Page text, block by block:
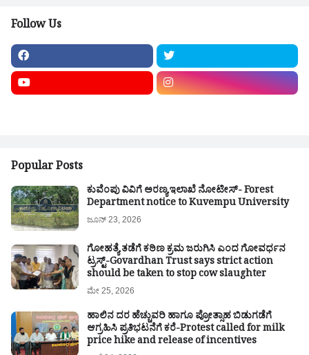
Follow Us
Popular Posts
ಕುವೆಂಪು ವಿವಿಗೆ ಅರಣ್ಯ ಇಲಾಖೆ ನೋಟೀಸ್- Forest
Department notice to Kuvempu University
ಜೂನ್ 23, 2026
ಗೋಹತ್ಯೆ ತಡೆಗೆ ಕಠಿಣ ಕ್ರಮ ಜರುಗಿಸಿ ಎಂದ ಗೋವರ್ಧನ
ಟ್ರಸ್ಟ್-Govardhan Trust says strict action
should be taken to stop cow slaughter
ಮೇ 25, 2026
ಹಾಲಿನ ದರ ಹೆಚ್ಚುವರಿ ಹಾಗೂ ಪ್ರೋತ್ಸಾಹ ಬಿಡುಗಡೆಗೆ
ಆಗ್ರಹಿಸಿ ಪ್ರತಿಭಟನೆಗೆ ಕರೆ-Protest called for milk
price hike and release of incentives